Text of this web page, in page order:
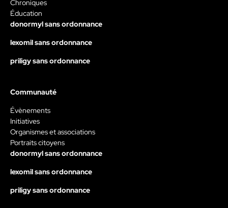
Chroniques
Éducation
donormyl sans ordonnance
lexomil sans ordonnance
priligy sans ordonnance
Communauté
Évènements
Initiatives
Organismes et associations
Portraits citoyens
donormyl sans ordonnance
lexomil sans ordonnance
priligy sans ordonnance